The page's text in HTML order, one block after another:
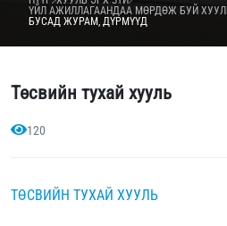
ҮЙЛ АЖИЛЛАГААНДАА МӨРДӨЖ БУЙ
БУСАД ЖУРАМ, ДҮРМҮҮД
Төсвийн тухай хууль
120
ТӨСВИЙН ТУХАЙ ХУУЛЬ